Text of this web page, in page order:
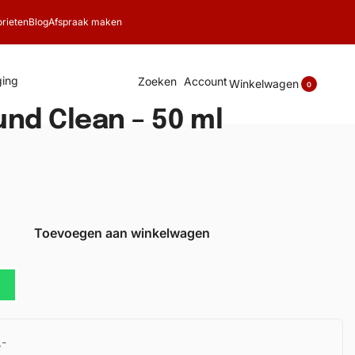
BlogAfspraak maken
Zoeken AccountWinkelwagen 0
Clean – 50 ml
Toevoegen aan winkelwagen